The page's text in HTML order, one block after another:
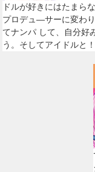
ドルが好きにはたまら
プロデュ―サーに変わ
てナンパ して、自分好
う。そしてアイドルと